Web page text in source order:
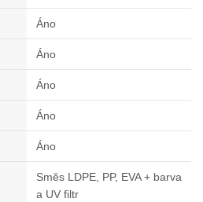
Áno
Áno
Áno
Áno
Áno
Směs LDPE, PP, EVA + barva
a UV filtr